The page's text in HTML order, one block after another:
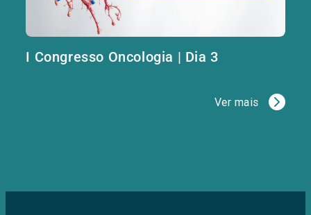
I Congresso Oncologia | Dia 3
Ver mais